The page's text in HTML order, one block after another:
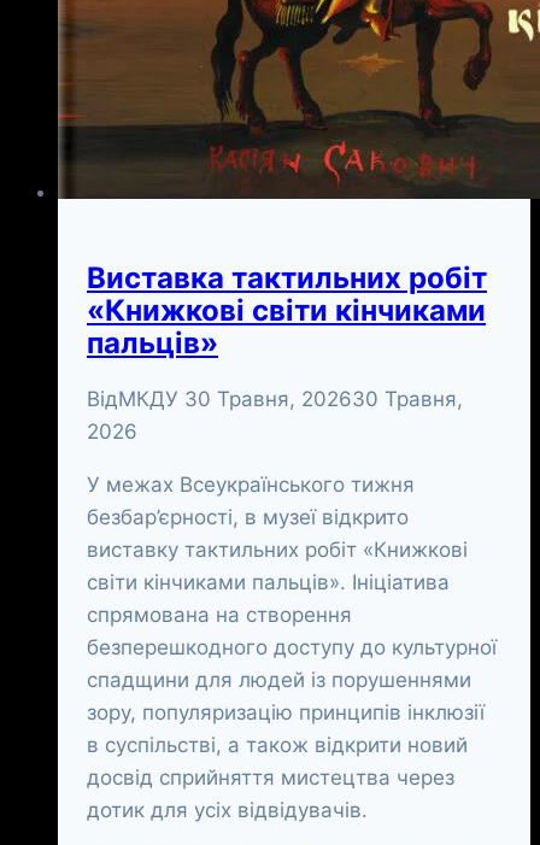
Виставка тактильних робіт
«Книжкові світи кінчиками
пальців»
ВідМКДУ 30 Травня, 202630 Травня,
2026
У межах Всеукраїнського тижня
безбар’єрності, в музеї відкрито
виставку тактильних робіт «Книжкові
світи кінчиками пальців». Ініціатива
спрямована на створення
безперешкодного доступу до культурної
спадщини для людей із порушеннями
зору, популяризацію принципів інклюзії
в суспільстві, а також відкрити новий
досвід сприйняття мистецтва через
дотик для усіх відвідувачів.